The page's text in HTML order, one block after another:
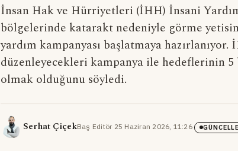
İnsan Hak ve Hürriyetleri (İHH) İnsani
bölgelerinde katarakt nedeniyle görme
yardım kampanyası başlatmaya
düzenleyecekleri kampanya ile hedeflerinin 5
olmak olduğunu söyledi.
Serhat ÇiçekBaş Editör· 25 Haziran 2026, 11:26·